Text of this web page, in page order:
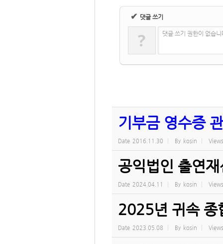
✔ 댓글 쓰기
? 댓글 쓰기 권한이 없습
기부금 영수증
Date 2016.11.30 By kosin Views
공익법인 출연
Date 2024.04.11 By kosin Views
2025년 귀속 종
Date 2023.05.08 By kosin Views